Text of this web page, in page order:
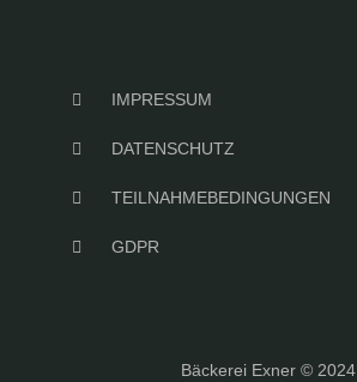
IMPRESSUM
DATENSCHUTZ
TEILNAHMEBEDINGUNGEN
GDPR
Bäckerei Exner © 2024